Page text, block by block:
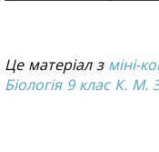
Це матеріал з міні-
Біологія 9 клас К.